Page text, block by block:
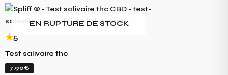
EN RUPTURE DE STOCK
5
Test salivaire thc
7.90€